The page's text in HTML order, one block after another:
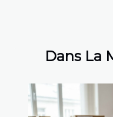
Dans La